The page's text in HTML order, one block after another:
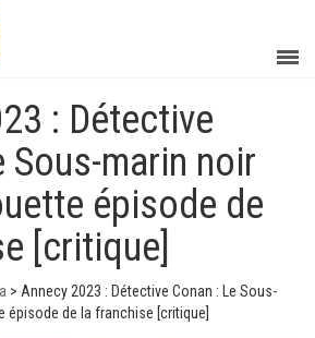
: Détective
Sous-marin noir
épisode de
[critique]
> Annecy 2023 : Détective Conan : Le Sous-
épisode de la franchise [critique]